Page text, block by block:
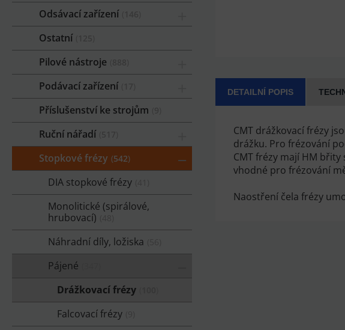
Odsávací zařízení
Ostatní
Pilové nástroje
Podávací zařízení
Příslušenství ke strojům
Ruční nářadí
Stopkové frézy 542
DIA stopkové frézy
Monolitické (spirálové,
hrubovací)
Náhradní díly, ložiska
Pájené
Drážkovací frézy
Falcovací frézy
DETAILNÍ POPIS
CMT drážkovací frézy
drážku. Pro frézování
CMT frézy mají HM
vhodné pro frézování
Naostření čela frézy